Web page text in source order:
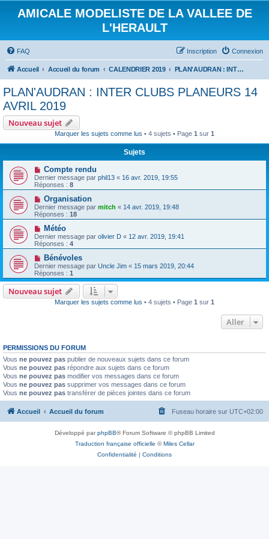
AMICALE MODELISTE DE LA VALLEE DE
L'HERAULT
FAQ Connexion
Inscription
Accueil Accueil du forum CALENDRIER 2019 PLAN'AUDRAN : INTER CLUBS PLANEURS 14 AVRIL 2019
PLAN'AUDRAN : INTER CLUBS PLANEURS 14
AVRIL 2019
Nouveau sujet
Marquer les sujets comme lus • 4 sujets • Page 1 sur 1
Sujets
Compte rendu
Dernier message par phil13 « 16 avr. 2019, 19:55
Réponses : 8
Organisation
Dernier message par mitch « 14 avr. 2019, 19:48
Réponses : 18
Météo
Dernier message par olivier D « 12 avr. 2019, 19:41
Réponses : 4
Bénévoles
Dernier message par Uncle Jim « 15 mars 2019, 20:44
Réponses : 1
Nouveau sujet
Marquer les sujets comme lus • 4 sujets • Page 1 sur 1
Aller
PERMISSIONS DU FORUM
Vous ne pouvez pas publier de nouveaux sujets dans ce forum
Vous ne pouvez pas répondre aux sujets dans ce forum
Vous ne pouvez pas modifier vos messages dans ce forum
Vous ne pouvez pas supprimer vos messages dans ce forum
Vous ne pouvez pas transférer de pièces jointes dans ce forum
Accueil Accueil du forum Fuseau horaire sur UTC+02:00
Développé parphpBB® Forum Software © phpBB Limited
Traduction française officielle ©Miles Cellar
Confidentialité | Conditions